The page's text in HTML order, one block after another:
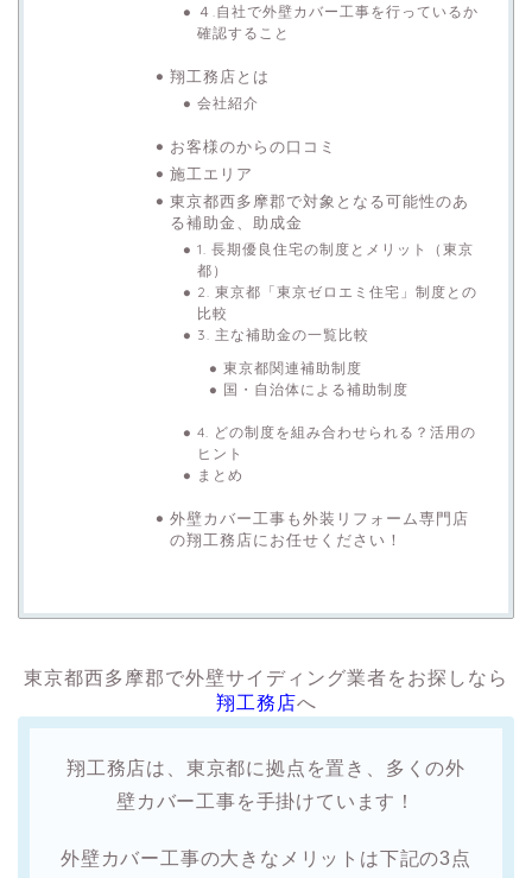
４.自社で外壁カバー工事を行っているか
確認すること
翔工務店とは
会社紹介
お客様のからの口コミ
施工エリア
東京都西多摩郡で対象となる可能性のあ
る補助金、助成金
1. 長期優良住宅の制度とメリット（東京
都）
2. 東京都「東京ゼロエミ住宅」制度との
比較
3. 主な補助金の一覧比較
東京都関連補助制度
国・自治体による補助制度
4. どの制度を組み合わせられる？活用の
ヒント
まとめ
外壁カバー工事も外装リフォーム専門店
の翔工務店にお任せください！
東京都西多摩郡で外壁サイディング業者をお探しなら
翔工務店へ
翔工務店は、東京都に拠点を置き、多くの外
壁カバー工事を手掛けています！
外壁カバー工事の大きなメリットは下記の3点